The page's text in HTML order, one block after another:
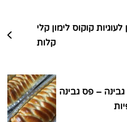
לעוגיות קוקוס לימון קלי
קלות
– פס גבינה